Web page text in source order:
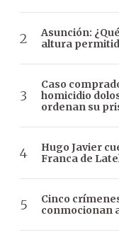
Asunción:
altura
Caso
homicidio
ordenan su
Hugo Javier
Franca de
Cinco
conmocionan